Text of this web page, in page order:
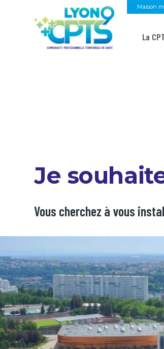
Aller au contenu principal Maison
La
Je
Vous cherchez à vous